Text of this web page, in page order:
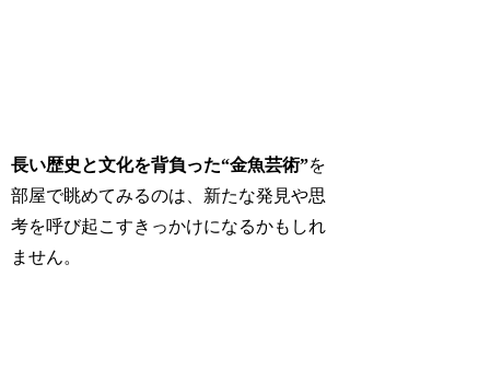
長い歴史と文化を背負った“金魚芸術”を
部屋で眺めてみるのは、新たな発見や思
考を呼び起こすきっかけになるかもしれ
ません。